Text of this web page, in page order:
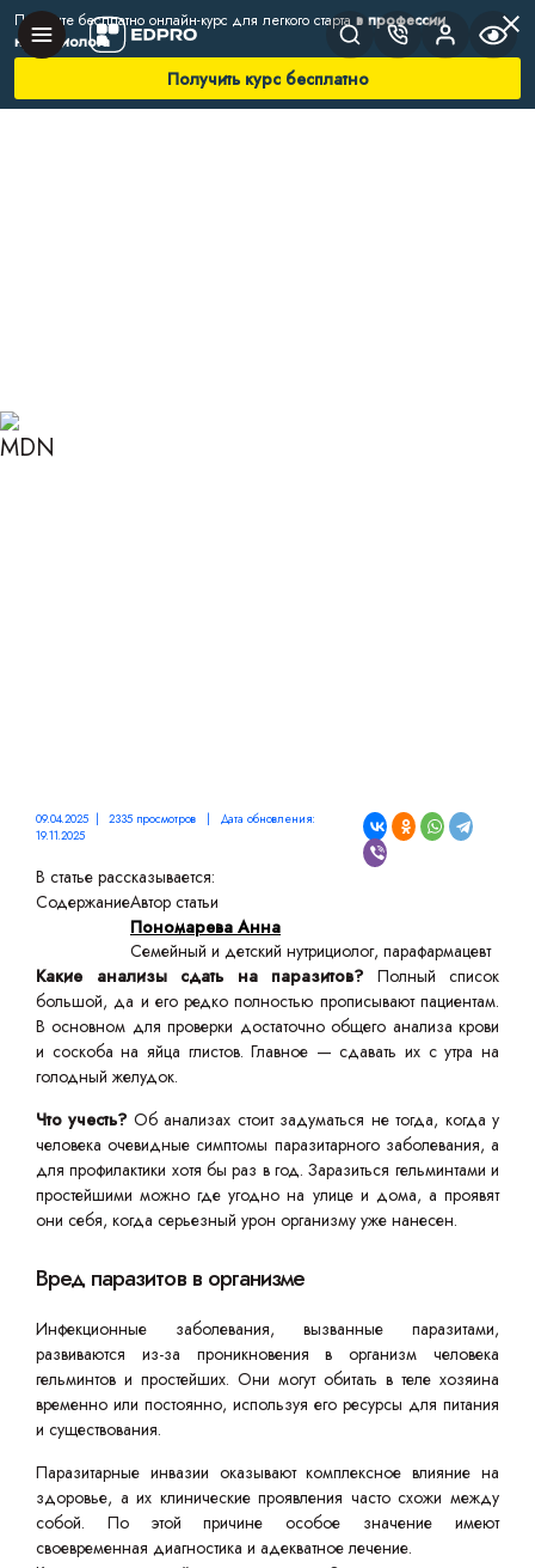
Получите бесплатно онлайн-курс для легкого стартав профессии
нутрициолога
Получить курс бесплатно
09.04.2025 | 2335 просмотров | Дата обновления:
19.11.2025
В статье рассказывается:
СодержаниеАвтор статьи
Пономарева Анна
Семейный и детский нутрициолог, парафармацевт
Какие анализы сдать на паразитов? Полный список
большой, да и его редко полностью прописывают пациентам.
В основном для проверки достаточно общего анализа крови
и соскоба на яйца глистов. Главное — сдавать их с утра на
голодный желудок.
Что учесть? Об анализах стоит задуматься не тогда, когда у
человека очевидные симптомы паразитарного заболевания, а
для профилактики хотя бы раз в год. Заразиться гельминтами и
простейшими можно где угодно на улице и дома, а проявят
они себя, когда серьезный урон организму уже нанесен.
Вред паразитов в организме
Инфекционные заболевания, вызванные паразитами,
развиваются из-за проникновения в организм человека
гельминтов и простейших. Они могут обитать в теле хозяина
временно или постоянно, используя его ресурсы для питания
и существования.
Паразитарные инвазии оказывают комплексное влияние на
здоровье, а их клинические проявления часто схожи между
собой. По этой причине особое значение имеют
своевременная диагностика и адекватное лечение.